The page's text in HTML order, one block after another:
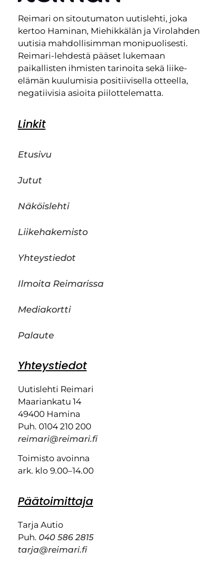
Reimari on sitoutumaton uutislehti, joka
kertoo Haminan, Miehikkälän ja Virolahden
uutisia mahdollisimman monipuolisesti.
Reimari-lehdestä pääset lukemaan
paikallisten ihmisten tarinoita sekä liike-
elämän kuulumisia positiivisella otteella,
negatiivisia asioita piilottelematta.
Linkit
Etusivu
Jutut
Näköislehti
Liikehakemisto
Yhteystiedot
Ilmoita Reimarissa
Mediakortti
Palaute
Yhteystiedot
Uutislehti Reimari
Maariankatu 14
49400 Hamina
Puh. 0104 210 200
reimari@reimari.fi
Toimisto avoinna
ark. klo 9.00–14.00
Päätoimittaja
Tarja Autio
Puh. 040 586 2815
tarja@reimari.fi